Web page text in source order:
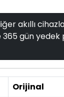
akıllı
gün yedek
Orijinal